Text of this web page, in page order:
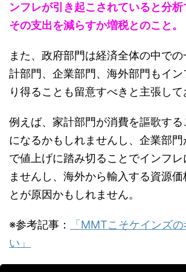
ンフレが引き起こされていると分析
その支出を減らすか増税とのこと。
また、政府部門は経済全体の中で
計部門、企業部門、海外部門もイ
り得ることも留意すべきと主張して
例えば、家計部門が消費を謳歌する
になるかもしれませんし、企業部門
で値上げに踏み切ることでインフ
ませんし、海外から輸入する資源価
とが原因かもしれません。
※参考記事：
「MMTこそケインズ
い」